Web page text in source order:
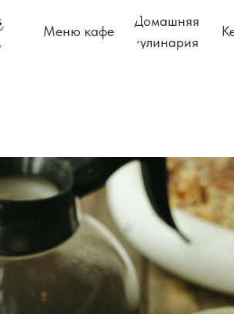
Меню кафе
Домашняя
кулинария